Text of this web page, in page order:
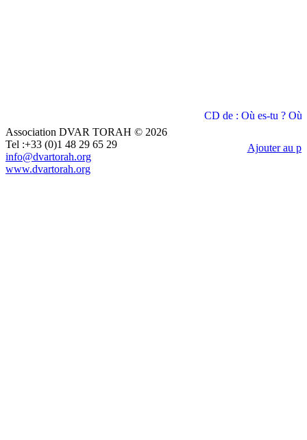
CD de : Où es-tu ? Où
Ajouter au
Association DVAR TORAH © 2026
Tel :+33 (0)1 48 29 65 29
info@dvartorah.org
www.dvartorah.org